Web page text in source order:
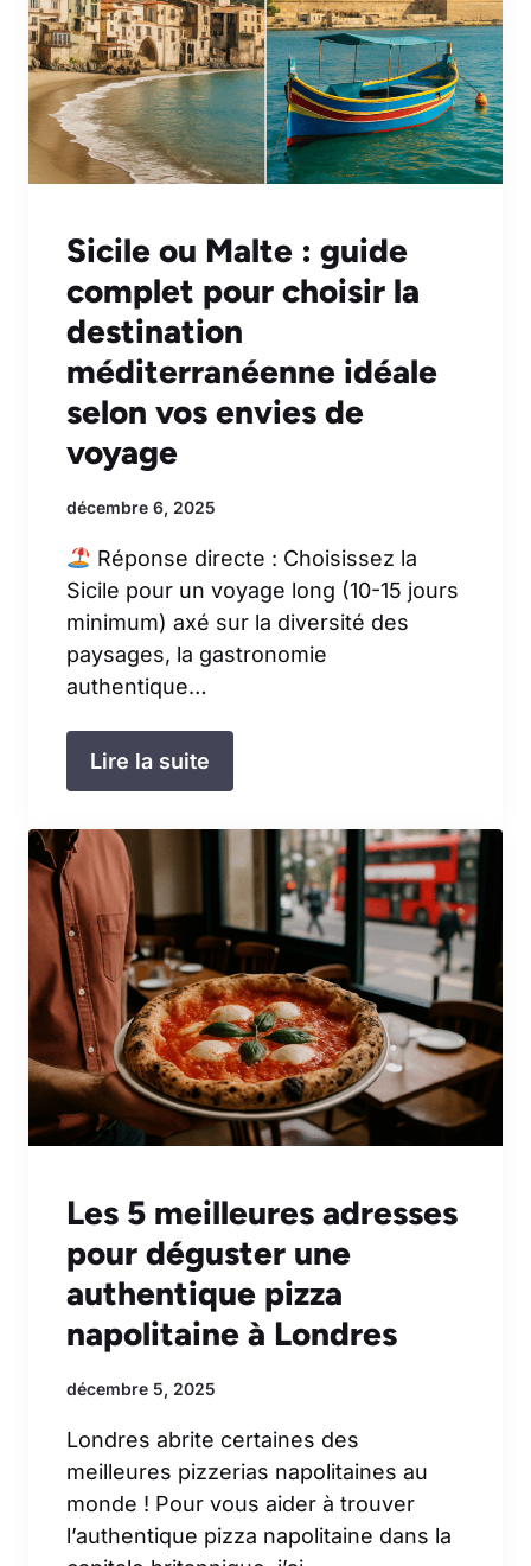
Sicile ou Malte : guide
complet pour choisir la
destination
méditerranéenne idéale
selon vos envies de
voyage
décembre 6, 2025
Réponse directe : Choisissez la
Sicile pour un voyage long (10-15 jours
minimum) axé sur la diversité des
paysages, la gastronomie
authentique…
Lire la suite
Les 5 meilleures adresses
pour déguster une
authentique pizza
napolitaine à Londres
décembre 5, 2025
Londres abrite certaines des
meilleures pizzerias napolitaines au
monde ! Pour vous aider à trouver
l’authentique pizza napolitaine dans la